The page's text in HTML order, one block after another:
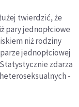
twierdzić, że
pary jednopłciowe
niż rodziny
jednopłciowej
zdarza
-